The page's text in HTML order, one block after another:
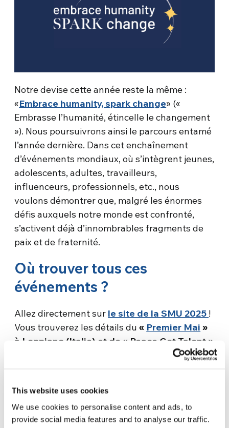
This website uses cookies
We use cookies to personalise content and ads, to
provide social media features and to analyse our traffic.
Notre devise cette année reste la même :
«Embrace humanity, spark change» («
Embrasse l’humanité, étincelle le changement
»). Nous poursuivrons ainsi le parcours entamé
l’année dernière. Dans cet enchaînement
d’événements mondiaux, où s’intègrent jeunes,
adolescents, adultes, travailleurs,
influenceurs, professionnels, etc., nous
voulons démontrer que, malgré les énormes
défis auxquels notre monde est confronté,
s’activent déjà d’innombrables fragments de
paix et de fraternité.
Où trouver tous ces
événements ?
Allez directement sur le site de la SMU 2025 !
Vous trouverez les détails du« Premier Mai »
à Loppiano (Italie) et de « Peace Got Talent »
Run4Unity, le 4 mai,
d’adolescents et d’adultes, d’ethnies, de
cultures, de religions différentes,
l’emblématique course mondiale pour la paix